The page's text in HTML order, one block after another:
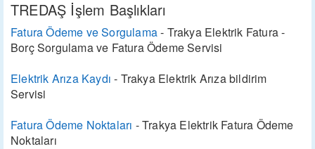
TREDAŞ İşlem Başlıkları
Fatura Ödeme ve Sorgulama- Trakya Elektrik Fatura -
Borç Sorgulama ve Fatura Ödeme Servisi
Elektrik Arıza Kaydı - Trakya Elektrik Arıza bildirim
Servisi
Fatura Ödeme Noktaları - Trakya Elektrik Fatura Ödeme
Noktaları